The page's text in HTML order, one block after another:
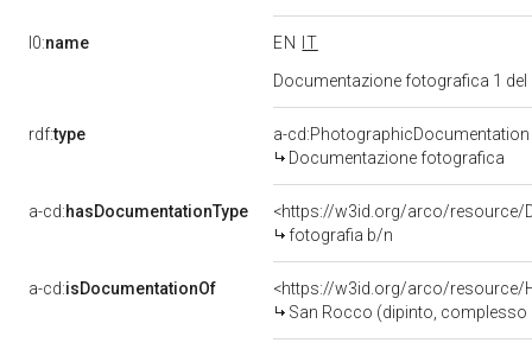
l0:name EN
IT
Documentazione fotografica 1
rdf:type
a-cd:PhotographicDocumentation
Documentazione fotografica
a-cd:hasDocumentationType
<https://w3id.org/arco/resource/
fotografia b/n
a-cd:isDocumentationOf
<https://w3id.org/arco/resource/
San Rocco (dipinto,